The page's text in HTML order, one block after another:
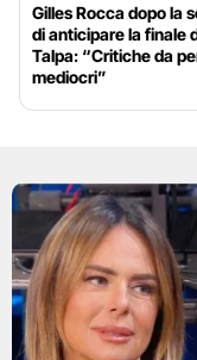
Gilles Rocca dopo la
di anticipare la finale
Talpa: “Critiche da
mediocri”